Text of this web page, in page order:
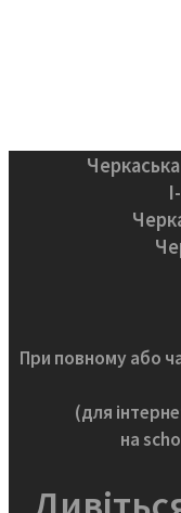
При повному або
(для
на